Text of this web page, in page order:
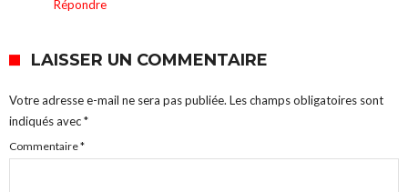
Répondre
LAISSER UN COMMENTAIRE
Votre adresse e-mail ne sera pas publiée. Les champs obligatoires sont
indiqués avec*
Commentaire*